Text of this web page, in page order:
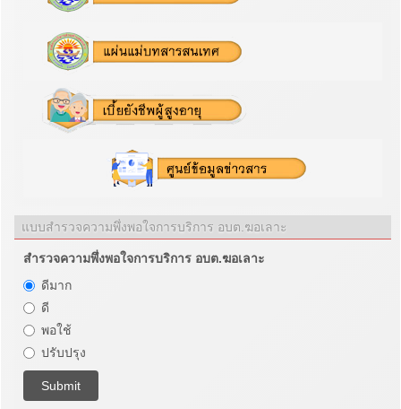
แบบสำรวจความพึ่งพอใจการบริการ อบต.ฆอเลาะ
สำรวจความพึ่งพอใจการบริการ อบต.ฆอเลาะ
ดีมาก
ดี
พอใช้
ปรับปรุง